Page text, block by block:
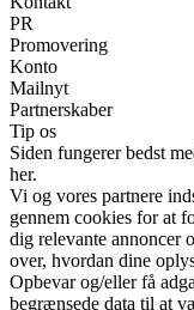
PR
Promovering
Konto
Mailnyt
Partnerskaber
Tip os
Siden fungerer bedst
her.
Vi og vores partnere
gennem cookies for at
dig relevante annoncer
over, hvordan dine
Opbevar og/eller få
begrænsede data til at